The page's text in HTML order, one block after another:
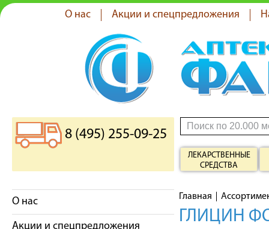
О нас Акции и спецпредложения
8 (495) 255-09-25
ЛЕКАРСТВЕННЫЕ
СРЕДСТВА
О нас
Акции и спецпредложения
Главная
ГЛИЦИН